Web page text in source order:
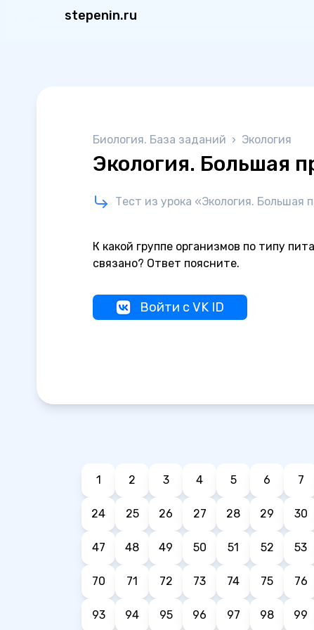
stepenin.ru
Биология. База заданий › Экология
Экология. Большая
Тест из урока «Экология. Большая
К какой группе организмов по типу
связано? Ответ поясните.
Войти с VK ID
1 2 3 4 5 6 7
24 25 26 27 28 29 30
47 48 49 50 51 52 53
70 71 72 73 74 75 76
93 94 95 96 97 98 99